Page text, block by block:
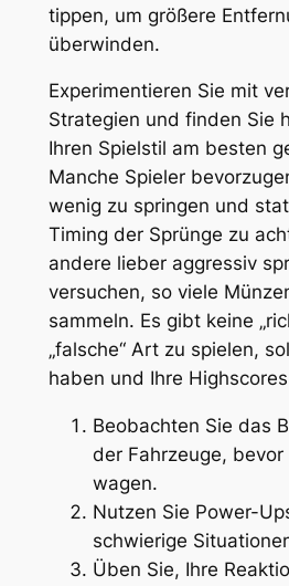
tippen, um größere
überwinden.
Experimentieren Sie mit
Strategien und finden Sie
Ihren Spielstil am besten
Manche Spieler
wenig zu springen und
Timing der Sprünge zu
andere lieber aggressiv
versuchen, so viele
sammeln. Es gibt keine
„falsche“ Art zu spielen,
haben und Ihre
Beobachten Sie das
der Fahrzeuge, bevor
wagen.
Nutzen Sie Power-
schwierige
Üben Sie, Ihre